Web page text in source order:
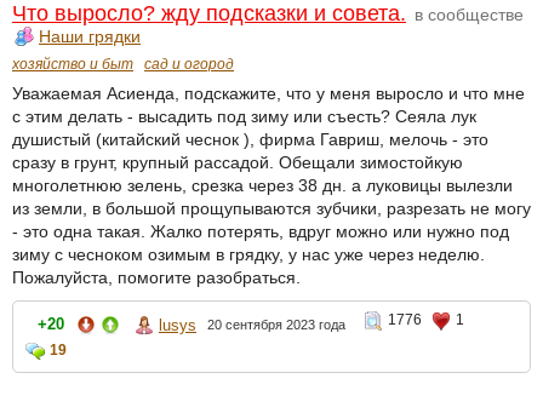
Что выросло? жду подсказки и совета. в сообществе
Наши грядки
хозяйство и быт сад и огород
Уважаемая Асиенда, подскажите, что у меня выросло и что мне
с этим делать - высадить под зиму или съесть? Сеяла лук
душистый (китайский чеснок ), фирма Гавриш, мелочь - это
сразу в грунт, крупный рассадой. Обещали зимостойкую
многолетнюю зелень, срезка через 38 дн. а луковицы вылезли
из земли, в большой прощупываются зубчики, разрезать не могу
- это одна такая. Жалко потерять, вдруг можно или нужно под
зиму с чесноком озимым в грядку, у нас уже через неделю.
Пожалуйста, помогите разобраться.
+20 lusys 20 сентября 2023 года 1776
1
19